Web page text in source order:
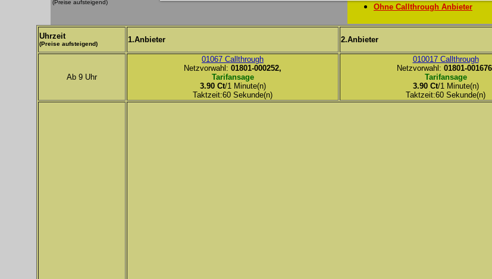
(Preise aufsteigend)
Ohne Callthrough Anbieter
Uhrzeit
(Preise aufsteigend) 1.Anbieter 2.Anbieter
Ab 9 Uhr
01067 Callthrough
Netzvorwahl: 01801-000252,
Tarifansage
3.90 Ct/1 Minute(n)
Taktzeit:60 Sekunde(n)
010017 Callthrough
Netzvorwahl: 01801-
Tarifansage
3.90 Ct/1 Minute(n)
Taktzeit:60 Sekunde(n)